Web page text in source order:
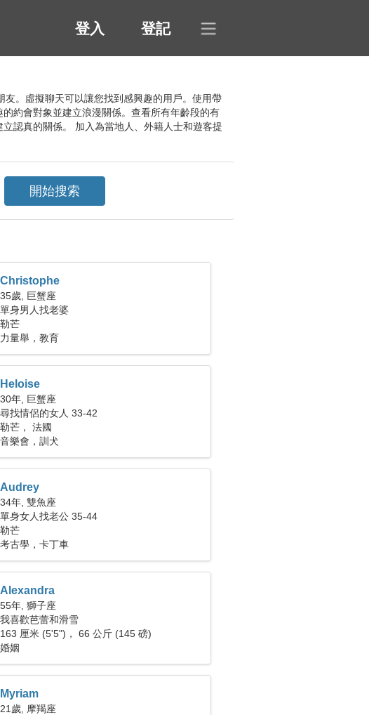
登入 登記
。虛擬聊天可以讓您找到感興趣的用戶。使用帶
約會對象並建立浪漫關係。查看所有年齡段的有
認真的關係。 加入為當地人、外籍人士和遊客提
Christophe
35歲, 巨蟹座
單身男人找老婆
勒芒
力量舉，教育
Heloise
30年, 巨蟹座
尋找情侶的女人 33-42
勒芒， 法國
音樂會，訓犬
Audrey
34年, 雙魚座
單身女人找老公 35-44
勒芒
考古學，卡丁車
Alexandra
55年, 獅子座
我喜歡芭蕾和滑雪
163 厘米 (5'5")， 66 公斤 (145 磅)
婚姻
Myriam
21歲, 摩羯座